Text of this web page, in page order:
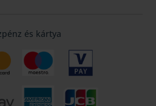
és kártya